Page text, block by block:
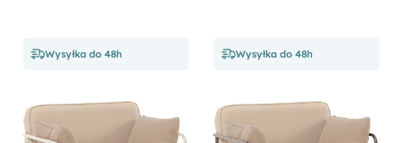
Wysyłka do 48h Wysyłka do 48h